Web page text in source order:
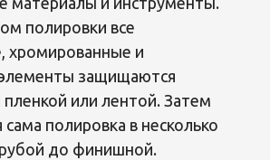
полировки все
хромированные и
защищаются
пленкой или лентой. Затем
полировка в несколько
до финишной.